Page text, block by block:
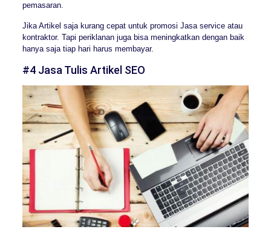
pemasaran.
Jika Artikel saja kurang cepat untuk promosi Jasa service atau
kontraktor. Tapi periklanan juga bisa meningkatkan dengan baik
hanya saja tiap hari harus membayar.
#4 Jasa Tulis Artikel SEO